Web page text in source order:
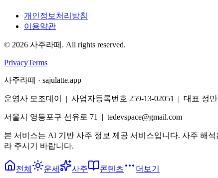
개인정보처리방침
이용약관
© 2026 사주라떼. All rights reserved.
PrivacyTerms
사주라떼 · sajulatte.app
운영사 모조데이 | 사업자등록번호 259-13-02051 | 대표 정만
서울시 영등포구 선유로 71 | tedevspace@gmail.com
본 서비스는 AI 기반 사주 정보 제공 서비스입니다. 사주 해
라 주시기 바랍니다.
전체 운세 사주 콘텐츠 더보기